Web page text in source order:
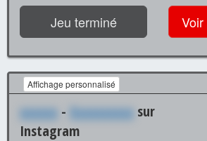
Jeu terminé
Affichage personnalisé
xxxxxx - Xxxxxxxxxx sur
Instagram